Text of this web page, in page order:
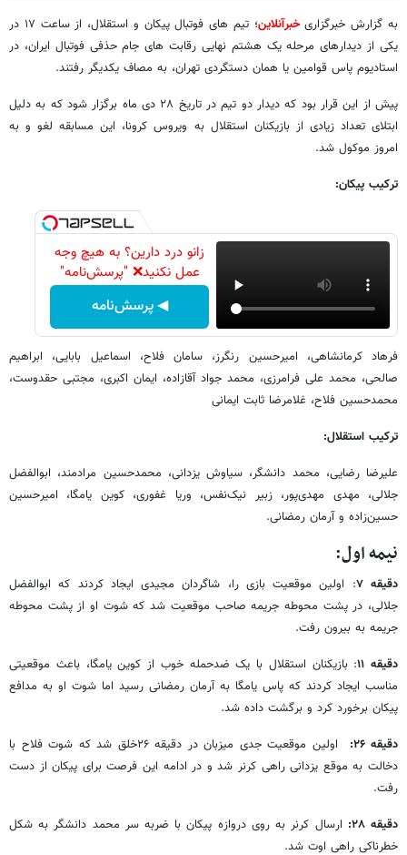
به گزارش خبرگزاریخبرآنلاین
؛ تیم های فوتبال پیکان و استقلال، از ساعت ۱۷ در
یکی از دیدارهای مرحله یک هشتم نهایی رقابت های جام حذفی فوتبال ایران، در
استادیوم پاس قوامین یا همان دستگردی تهران، به مصاف یکدیگر رفتند.
پیش از این قرار بود که دیدار دو تیم در تاریخ ۲۸ دی ماه برگزار شود که به دلیل
ابتلای تعداد زیادی از بازیکنان استقلال به ویروس کرونا، این مسابقه لغو و به
امروز موکول شد.
ترکیب پیکان:
زانو درد دارین؟ به هیچ وجه
عمل نکنید❌ "پرسش‌نامه"
◀ پرسش‌نامه
فرهاد کرمانشاهی، امیرحسین رنگرز، سامان فلاح، اسماعیل بابایی، ابراهیم
صالحی، محمد علی فرامرزی، محمد جواد آقازاده، ایمان اکبری، مجتبی حقدوست،
محمدحسین فلاح، غلامرضا ثابت ایمانی
ترکیب استقلال:
علیرضا رضایی، محمد دانشگر، سیاوش یزدانی، محمدحسین مرادمند، ابوالفضل
جلالی، مهدی مهدی‌پور، زبیر نیک‌نفس، وریا غفوری، کوین یامگا، امیرحسین
حسین‌زاده و آرمان رمضانی.
نیمه اول:
دقیقه ۷ : اولین موقعیت بازی را، شاگردان مجیدی ایجاد کردند که ابوالفضل
جلالی، در پشت محوطه جریمه صاحب موقعیت شد که شوت او از پشت محوطه
جریمه به بیرون رفت.
دقیقه ۱۱
: بازیکنان استقلال با یک ضدحمله خوب از کوین یامگا، باعث موقعیتی
مناسب ایجاد کردند که پاس یامگا به آرمان رمضانی رسید اما شوت او به مدافع
پیکان برخورد کرد و برگشت داده شد.
دقیقه ۲۶:
اولین موقعیت جدی میزبان در دقیقه ۲۶خلق شد که شوت فلاح با
دخالت به موقع یزدانی راهی کرنر شد و در ادامه این فرصت برای پیکان از دست
رفت.
دقیقه ۲۸:
ارسال کرنر به روی دروازه پیکان با ضربه سر محمد دانشگر به شکل
خطرناکی راهی اوت شد.